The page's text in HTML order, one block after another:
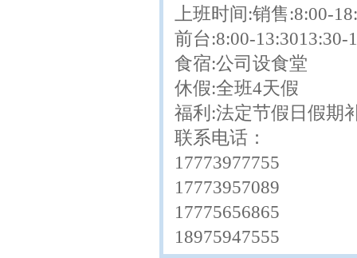
上班时间:销售:8:00-
前台:8:00-13:3013:30-
食宿:公司设食堂
休假:全班4天假
福利:法定节假日假期
联系电话：
17773977755
17773957089
17775656865
18975947555